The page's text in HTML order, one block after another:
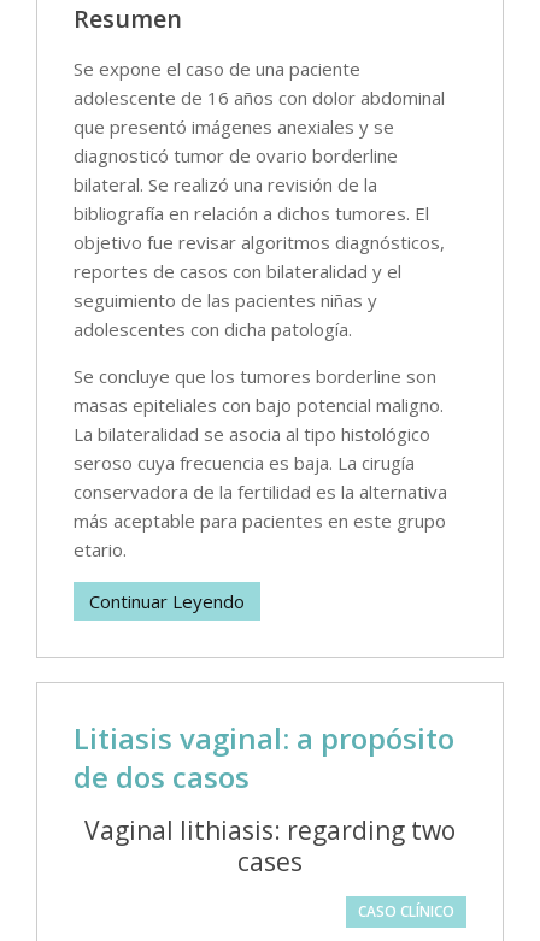
Resumen
Se expone el caso de una paciente
adolescente de 16 años con dolor abdominal
que presentó imágenes anexiales y se
diagnosticó tumor de ovario borderline
bilateral. Se realizó una revisión de la
bibliografía en relación a dichos tumores. El
objetivo fue revisar algoritmos diagnósticos,
reportes de casos con bilateralidad y el
seguimiento de las pacientes niñas y
adolescentes con dicha patología.
Se concluye que los tumores borderline son
masas epiteliales con bajo potencial maligno.
La bilateralidad se asocia al tipo histológico
seroso cuya frecuencia es baja. La cirugía
conservadora de la fertilidad es la alternativa
más aceptable para pacientes en este grupo
etario.
Continuar Leyendo
Litiasis vaginal: a propósito
de dos casos
Vaginal lithiasis: regarding two
cases
CASO CLÍNICO